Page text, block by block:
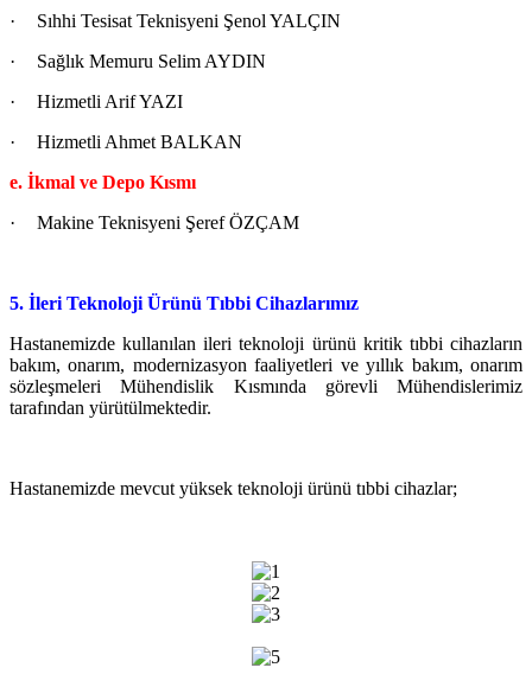
·
Sıhhi Tesisat Teknisyeni Şenol YALÇIN
·
Sağlık Memuru Selim AYDIN
·
Hizmetli Arif YAZI
·
Hizmetli Ahmet BALKAN
e. İkmal ve Depo Kısmı
·
Makine Teknisyeni Şeref ÖZÇAM
5. İleri Teknoloji Ürünü Tıbbi Cihazlarımız
Hastanemizde kullanılan ileri teknoloji ürünü kritik tıbbi cihazların
bakım, onarım, modernizasyon faaliyetleri ve yıllık bakım, onarım
sözleşmeleri Mühendislik Kısmında görevli Mühendislerimiz
tarafından yürütülmektedir.
Hastanemizde mevcut yüksek teknoloji ürünü tıbbi cihazlar;